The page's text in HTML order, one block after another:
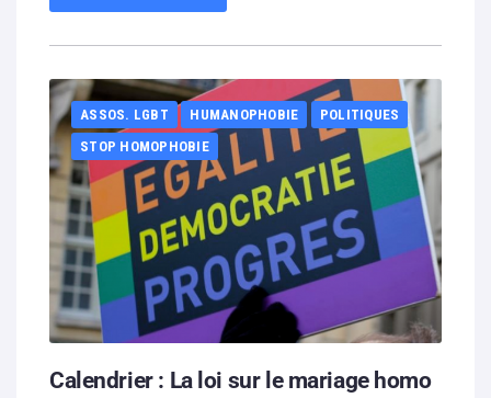
ASSOS. LGBT HUMANOPHOBIE
POLITIQUES
STOP HOMOPHOBIE
Calendrier : La loi sur le mariage homo